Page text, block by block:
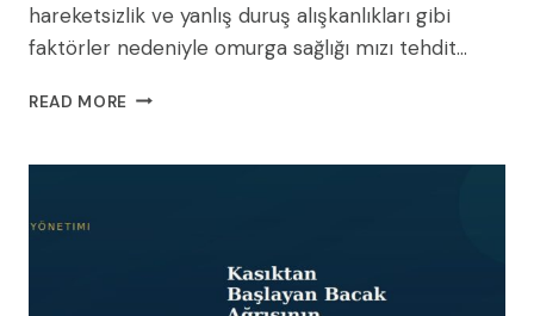
hareketsizlik ve yanlış duruş alışkanlıkları gibi
faktörler nedeniyle omurga sağlığı mızı tehdit…
READ MORE OMURGA
DISK